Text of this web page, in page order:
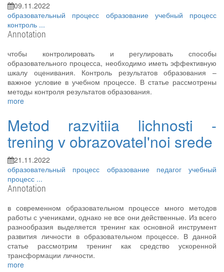
09.11.2022
образовательный процесс образование учебный процесс
контроль ...
Annotation
чтобы контролировать и регулировать способы
образовательного процесса, необходимо иметь эффективную
шкалу оценивания. Контроль результатов образования –
важное условие в учебном процессе. В статье рассмотрены
методы контроля результатов образования.
more
Metod razvitiia lichnosti -
trening v obrazovatel'noi srede
21.11.2022
образовательный процесс образование педагог учебный
процесс ...
Annotation
в современном образовательном процессе много методов
работы с учениками, однако не все они действенные. Из всего
разнообразия выделяется тренинг как основной инструмент
развития личности в образовательном процессе. В данной
статье рассмотрим тренинг как средство ускоренной
трансформации личности.
more